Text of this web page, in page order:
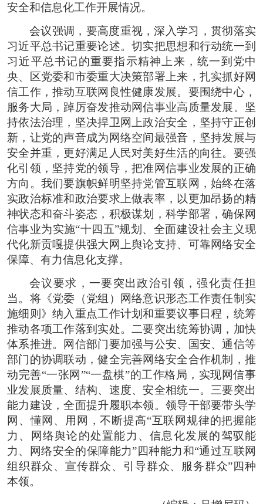
安全和信息化工作开展情况。
会议强调，要高度重视，深入学习，贯彻落实
习近平总书记重要论述。切实把思想和行动统一到
习近平总书记的重要指示精神上来，统一到党中
央、区党委和市委重大决策部署上来，扎实抓好网
信工作，推动互联网良性健康发展。要围绕中心，
服务大局，踔厉奋发推动网信事业高质量发展。坚
持依法治理，坚决捍卫网上政治安全，坚持守正创
新，让党的声音成为网络空间最强音，坚持发展与
安全并重，更好满足人民对美好生活的向往。要强
化引领，坚持党的领导，把准网信事业发展的正确
方向。我们要旗帜鲜明坚持党管互联网，始终在落
实政治标准和政治要求上做表率，以更加昂扬的精
神状态和奋斗姿态，积极谋划，科学部署，确保网
信事业为实施“十四五”规划、全面建设社会主义现
代化新贡嘎提供强大网上舆论支持、可靠网络安全
保障、有力信息化支撑。
会议要求，一要突出政治引领，强化责任担
当。将《党委（党组）网络意识形态工作责任制实
施细则》纳入重点工作计划和重要议事日程，统筹
推动各项工作落到实处。二要突出统筹协调，加快
体系推进。网信部门要加强与公安、国安、通信等
部门的协调联动，健全完善网络安全合作机制，推
动完善“一张网”“一盘棋”的工作格局，实现网信事
业发展质量、结构、速度、安全相统一。三要突出
能力建设，全面提升履职本领。领导干部要带头学
网、懂网、用网，不断提高“互联网规律的把握能
力、网络舆论的处置能力、信息化发展的驾驭能
力、网络安全的保障能力”四种能力和“通过互联网
组织群众、宣传群众、引导群众、服务群众”四种
本领。